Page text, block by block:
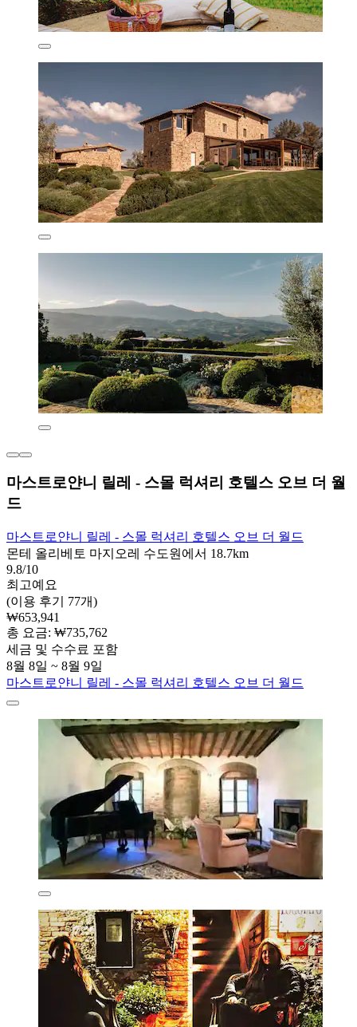
마스트로얀니 릴레 - 스몰 럭셔리 호텔스 오브 더 월
드
마스트로얀니 릴레 - 스몰 럭셔리 호텔스 오브 더 월드
몬테 올리베토 마지오레 수도원에서 18.7km
9.8/10
최고예요
(이용 후기 77개)
₩653,941
총 요금: ₩735,762
세금 및 수수료 포함
8월 8일 ~ 8월 9일
마스트로얀니 릴레 - 스몰 럭셔리 호텔스 오브 더 월드